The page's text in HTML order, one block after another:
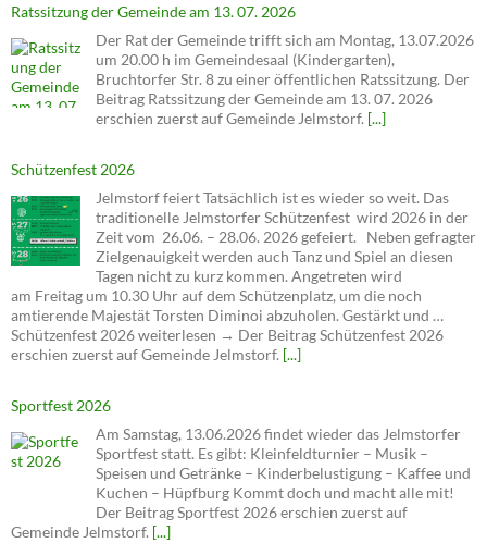
Ratssitzung der Gemeinde am 13. 07. 2026
Der Rat der Gemeinde trifft sich am Montag, 13.07.2026
um 20.00 h im Gemeindesaal (Kindergarten),
Bruchtorfer Str. 8 zu einer öffentlichen Ratssitzung. Der
Beitrag Ratssitzung der Gemeinde am 13. 07. 2026
erschien zuerst auf Gemeinde Jelmstorf. [...]
Schützenfest 2026
Jelmstorf feiert Tatsächlich ist es wieder so weit. Das
traditionelle Jelmstorfer Schützenfest wird 2026 in der
Zeit vom 26.06. – 28.06. 2026 gefeiert. Neben gefragter
Zielgenauigkeit werden auch Tanz und Spiel an diesen
Tagen nicht zu kurz kommen. Angetreten wird
am Freitag um 10.30 Uhr auf dem Schützenplatz, um die noch
amtierende Majestät Torsten Diminoi abzuholen. Gestärkt und …
Schützenfest 2026 weiterlesen → Der Beitrag Schützenfest 2026
erschien zuerst auf Gemeinde Jelmstorf. [...]
Sportfest 2026
Am Samstag, 13.06.2026 findet wieder das Jelmstorfer
Sportfest statt. Es gibt: Kleinfeldturnier – Musik –
Speisen und Getränke – Kinderbelustigung – Kaffee und
Kuchen – Hüpfburg Kommt doch und macht alle mit!
Der Beitrag Sportfest 2026 erschien zuerst auf
Gemeinde Jelmstorf. [...]